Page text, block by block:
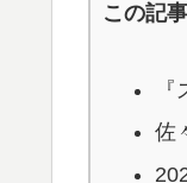
この記
佐